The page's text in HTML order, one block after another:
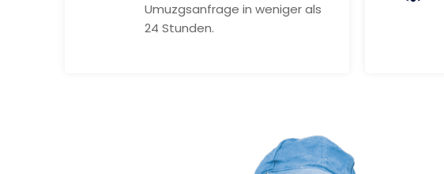
Umuzgsanfrage in weniger als
24 Stunden.